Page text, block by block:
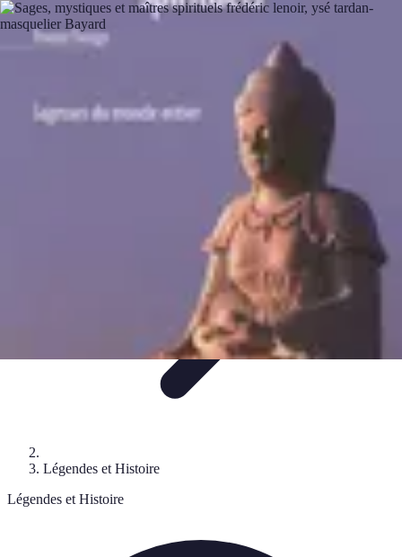
Legends F1
Histoires et Récits
LégendesActualités
Légendes et Histoire
Légendes et Histoire